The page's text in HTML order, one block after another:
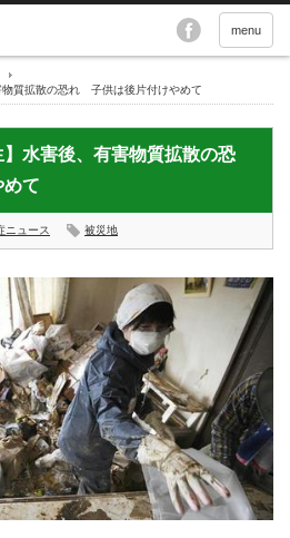
menu
質拡散の恐れ 子供は後片付けやめて
水害後、有害物質拡散の恐
て
ニュース 被災地